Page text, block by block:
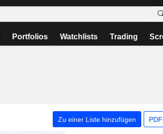
Portfolios Watchlists Trading
Zu einer Liste hinzufügen